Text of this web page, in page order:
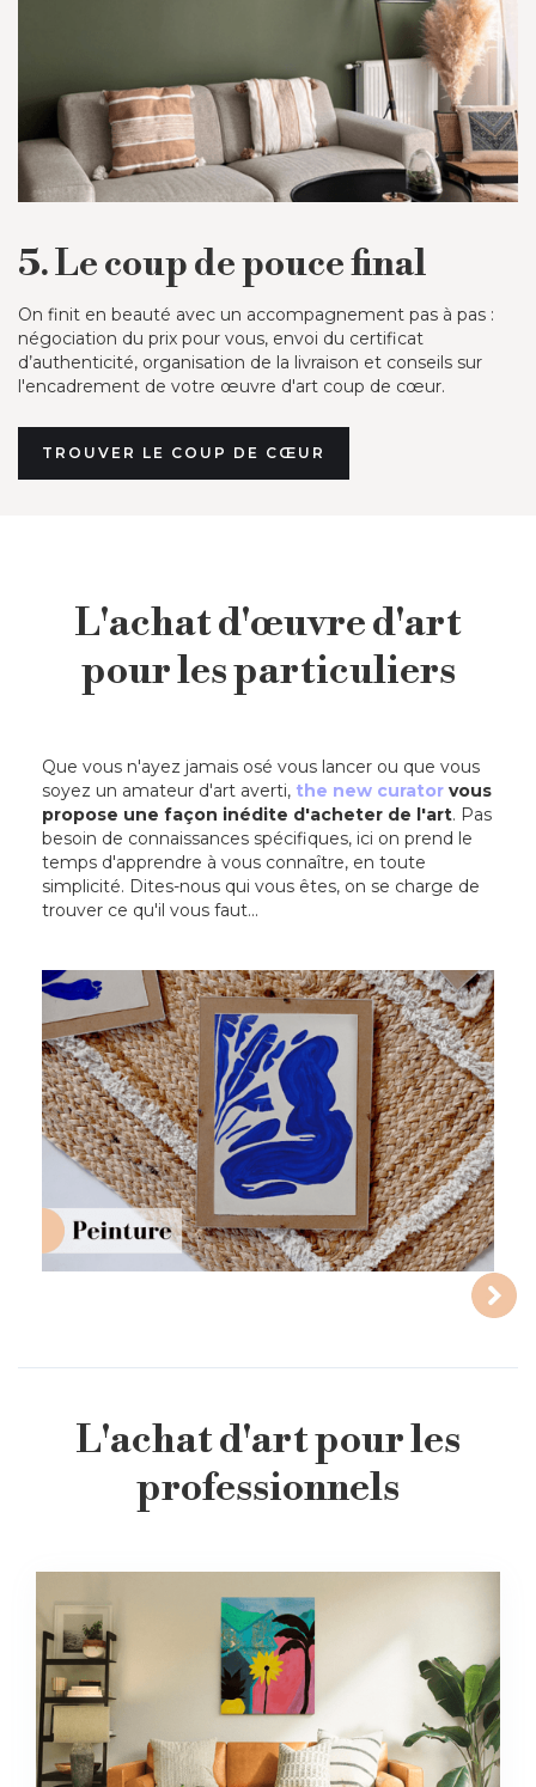
5. Le coup de pouce final
On finit en beauté avec un accompagnement pas à pas :
négociation du prix pour vous, envoi du certificat
d’authenticité, organisation de la livraison et conseils sur
l'encadrement de votre œuvre d'art coup de cœur.
TROUVER LE COUP DE CŒUR
L'achat d'œuvre d'art
pour les particuliers
Que vous n'ayez jamais osé vous lancer ou que vous
soyez un amateur d'art averti, the new curator vous
propose une façon inédite d'acheter de l'art. Pas
besoin de connaissances spécifiques, ici on prend le
temps d'apprendre à vous connaître, en toute
simplicité. Dites-nous qui vous êtes, on se charge de
trouver ce qu'il vous faut...
L'achat d'art pour les
professionnels